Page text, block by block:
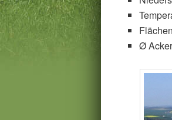
Ø